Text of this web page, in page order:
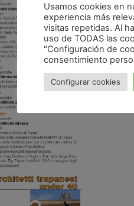
Usamos cookies en
experiencia más
visitas repetidas. Al
uso de TODAS las
"Configuración de
consentimiento
Configurar cookies